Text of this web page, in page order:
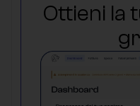
Ottieni la